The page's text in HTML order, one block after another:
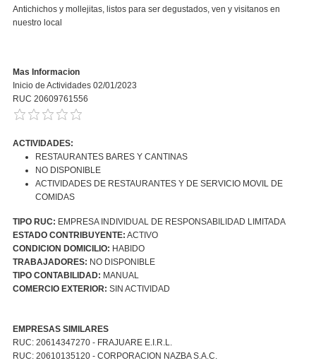
Antichichos y mollejitas, listos para ser degustados, ven y visitanos en
nuestro local
Mas Informacion
Inicio de Actividades 02/01/2023
RUC 20609761556
ACTIVIDADES:
RESTAURANTES BARES Y CANTINAS
NO DISPONIBLE
ACTIVIDADES DE RESTAURANTES Y DE SERVICIO MOVIL DE
COMIDAS
TIPO RUC: EMPRESA INDIVIDUAL DE RESPONSABILIDAD LIMITADA
ESTADO CONTRIBUYENTE: ACTIVO
CONDICION DOMICILIO: HABIDO
TRABAJADORES: NO DISPONIBLE
TIPO CONTABILIDAD: MANUAL
COMERCIO EXTERIOR: SIN ACTIVIDAD
EMPRESAS SIMILARES
RUC: 20614347270 - FRAJUARE E.I.R.L.
RUC: 20610135120 - CORPORACION NAZBA S.A.C.